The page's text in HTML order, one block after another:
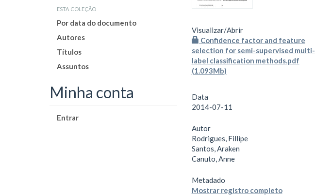
esta coleção
Por data do documento
Autores
Títulos
Assuntos
Minha conta
Entrar
Visualizar/Abrir
Confidence factor and feature
selection for semi-supervised multi-
label classification methods.pdf
(1.093Mb)
Data
2014-07-11
Autor
Rodrigues, Fillipe
Santos, Araken
Canuto, Anne
Metadado
Mostrar registro completo